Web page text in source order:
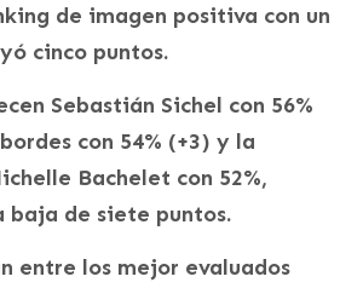
de imagen positiva con un
cinco puntos.
Sebastián Sichel con 56%
con 54% (+3) y la
Bachelet con 52%,
baja de siete puntos.
entre los mejor evaluados